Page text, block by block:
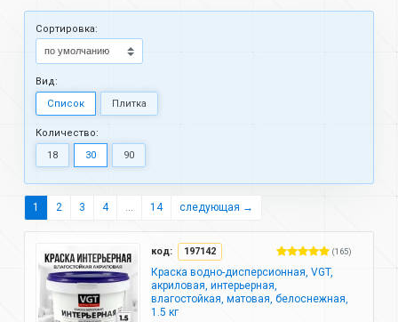
Cортировка:
Вид:
Список
Плитка
Количество:
18
30 90
1 2 3 4 ... 14 следующая →
код: 197142 (165)
Краска водно-дисперсионная, VGT,
акриловая, интерьерная,
влагостойкая, матовая, белоснежная,
1.5 кг